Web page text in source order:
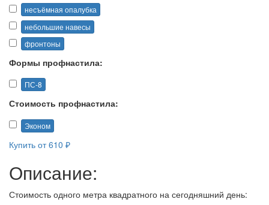
несъёмная опалубка
небольшие навесы
фронтоны
Формы профнастила:
ПС-8
Стоимость профнастила:
Эконом
Купить от 610 ₽
Описание:
Стоимость одного метра квадратного на сегодняшний день: